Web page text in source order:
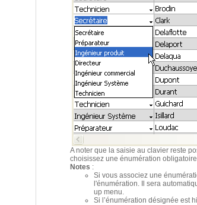
A noter que la saisie au clavier reste
choisissez une énumération obligatoire
Notes :
Si vous associez une
l'énumération. Il sera
up menu.
Si l’énumération désignée est